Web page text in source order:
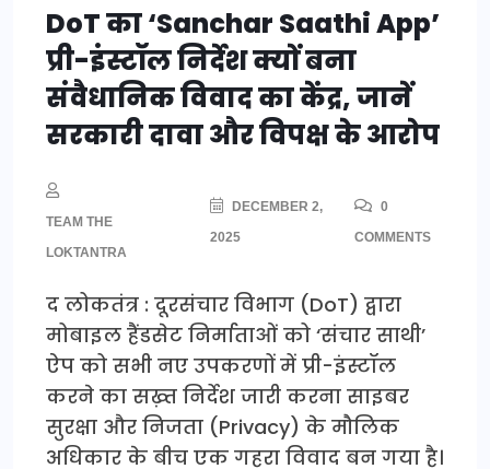
DoT का ‘Sanchar Saathi App’
प्री-इंस्टॉल निर्देश क्यों बना
संवैधानिक विवाद का केंद्र, जानें
सरकारी दावा और विपक्ष के आरोप
TEAM THE
LOKTANTRA
DECEMBER 2,
2025
0
COMMENTS
द लोकतंत्र : दूरसंचार विभाग (DoT) द्वारा
मोबाइल हैंडसेट निर्माताओं को ‘संचार साथी’
ऐप को सभी नए उपकरणों में प्री-इंस्टॉल
करने का सख़्त निर्देश जारी करना साइबर
सुरक्षा और निजता (Privacy) के मौलिक
अधिकार के बीच एक गहरा विवाद बन गया है।